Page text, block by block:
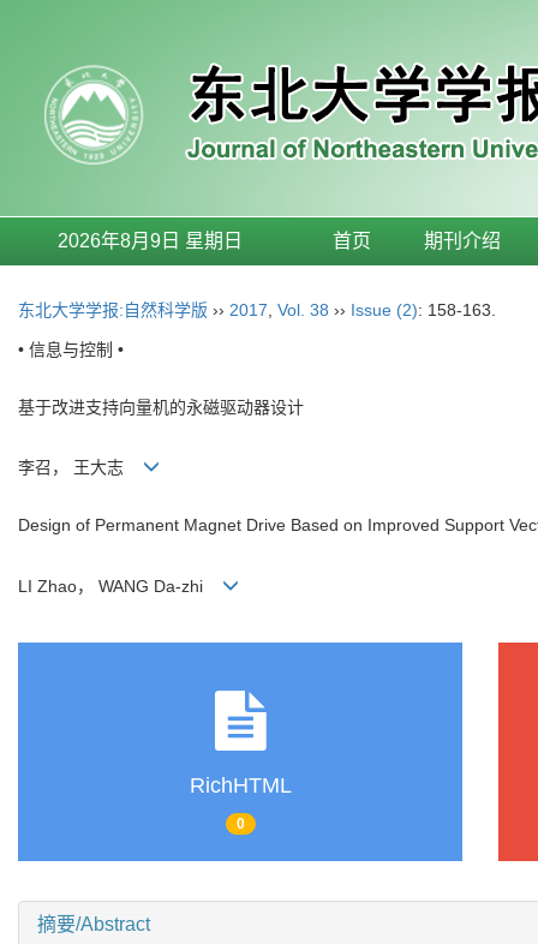
2026年8月9日 星期日 首页 期刊介绍
东北大学学报:自然科学版 ›› 2017 Vol. 38 ›› Issue (2): 158-163.
• 信息与控制 •
基于改进支持向量机的永磁驱动器设计
李召， 王大志
Design of Permanent Magnet Drive Based on Improved Support
LI Zhao， WANG Da-zhi
RichHTML
0
摘要/Abstract